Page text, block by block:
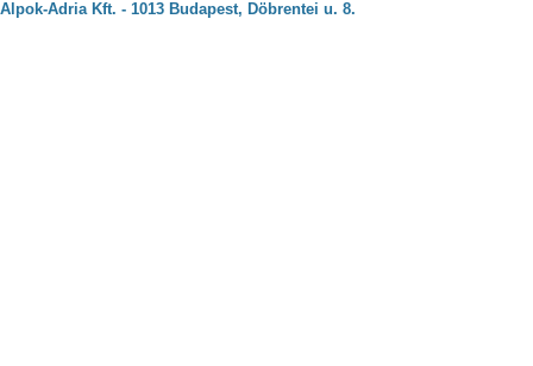
Alpok-Adria Kft. - 1013 Budapest, Döbrentei u. 8.